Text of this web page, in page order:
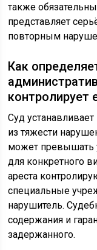
также
представляет
повторным
Как
контролирует
Суд
из тяжести
может превышать
для конкретного
ареста
специальные
нарушитель.
содержания и
задержанного.